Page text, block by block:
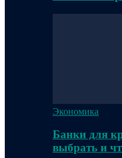
Экономика
Банки для
выбрать и